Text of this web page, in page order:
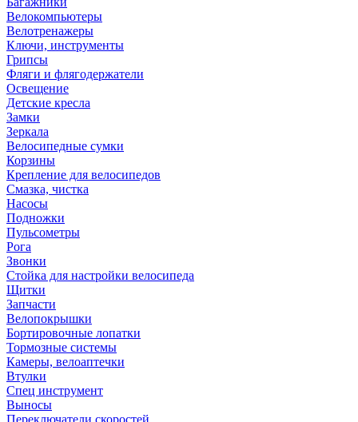
Велокомпьютеры
Велотренажеры
Ключи, инструменты
Грипсы
Фляги и флягодержатели
Освещение
Детские кресла
Замки
Зеркала
Велосипедные сумки
Корзины
Крепление для велосипедов
Смазка, чистка
Насосы
Подножки
Пульсометры
Рога
Звонки
Стойка для настройки велосипеда
Щитки
Запчасти
Велопокрышки
Бортировочные лопатки
Тормозные системы
Камеры, велоаптечки
Втулки
Спец инструмент
Выносы
Переключатели скоростей